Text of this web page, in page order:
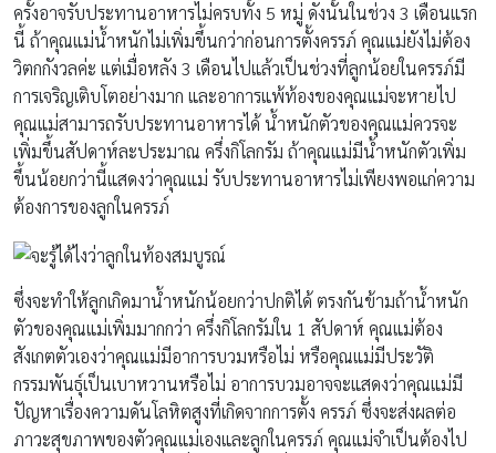
ครั้งอาจรับประทานอาหารไม่ครบทั้ง 5 หมู่ ดังนั้นในช่วง 3 เดือนแรก
นี้ ถ้าคุณแม่น้ำหนักไม่เพิ่มขึ้นกว่าก่อนการตั้งครรภ์ คุณแม่ยังไม่ต้อง
วิตกกังวลค่ะ แต่เมื่อหลัง 3 เดือนไปแล้วเป็นช่วงที่ลูกน้อยในครรภ์มี
การเจริญเติบโตอย่างมาก และอาการแพ้ท้องของคุณแม่จะหายไป
คุณแม่สามารถรับประทานอาหารได้ น้ำหนักตัวของคุณแม่ควรจะ
เพิ่มขึ้นสัปดาห์ละประมาณ ครึ่งกิโลกรัม ถ้าคุณแม่มีน้ำหนักตัวเพิ่ม
ขึ้นน้อยกว่านี้แสดงว่าคุณแม่ รับประทานอาหารไม่เพียงพอแก่ความ
ต้องการของลูกในครรภ์
ซึ่งจะทำให้ลูกเกิดมาน้ำหนักน้อยกว่าปกติได้ ตรงกันข้ามถ้าน้ำหนัก
ตัวของคุณแม่เพิ่มมากกว่า ครึ่งกิโลกรัมใน 1 สัปดาห์ คุณแม่ต้อง
สังเกตตัวเองว่าคุณแม่มีอาการบวมหรือไม่ หรือคุณแม่มีประวัติ
กรรมพันธุ์เป็นเบาหวานหรือไม่ อาการบวมอาจจะแสดงว่าคุณแม่มี
ปัญหาเรื่องความดันโลหิตสูงที่เกิดจากการตั้ง ครรภ์ ซึ่งจะส่งผลต่อ
ภาวะสุขภาพของตัวคุณแม่เองและลูกในครรภ์ คุณแม่จำเป็นต้องไป